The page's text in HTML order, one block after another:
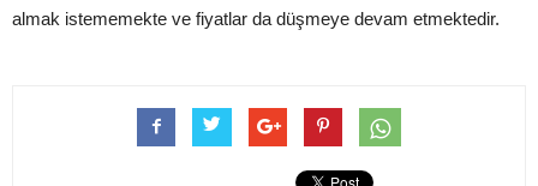
almak istememekte ve fiyatlar da düşmeye devam etmektedir.